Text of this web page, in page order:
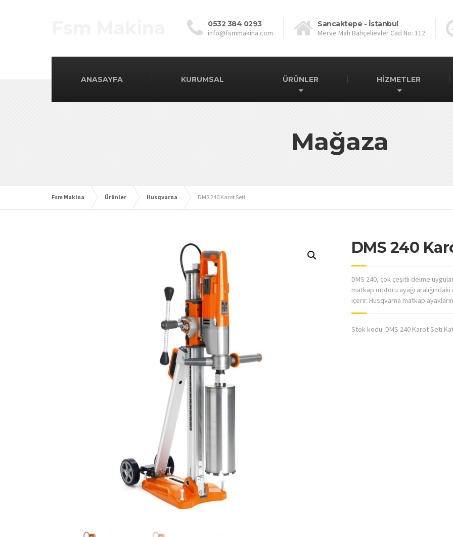
0532 384 0293
info@fsmmakina.com
Sancaktepe - İstanbul
Merve Mah Bahçelievler Cad No: 112
ANASAYFA KURUMSAL ÜRÜNLER HİZMETLER
Mağaza
Fsm Makina Ürünler Husqvarna DMS 240 Karot Seti
DMS 240
DMS 240, çok çeşitli delme
matkap motoru ayağı
içerir. Husqvarna matkap
Stok kodu: DMS 240 Karot Seti